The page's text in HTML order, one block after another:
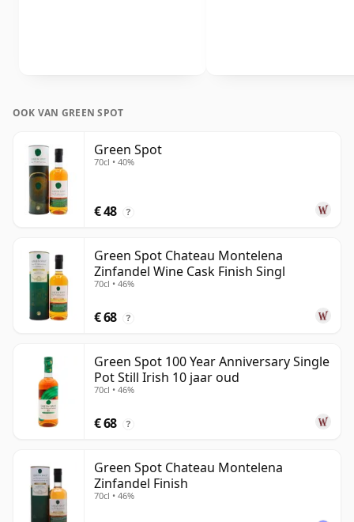
OOK VAN GREEN SPOT
Green Spot
70cl • 40%
€ 48 ?
Green Spot Chateau Montelena
Zinfandel Wine Cask Finish Singl
70cl • 46%
€ 68 ?
Green Spot 100 Year Anniversary Single
Pot Still Irish 10 jaar oud
70cl • 46%
€ 68 ?
Green Spot Chateau Montelena
Zinfandel Finish
70cl • 46%